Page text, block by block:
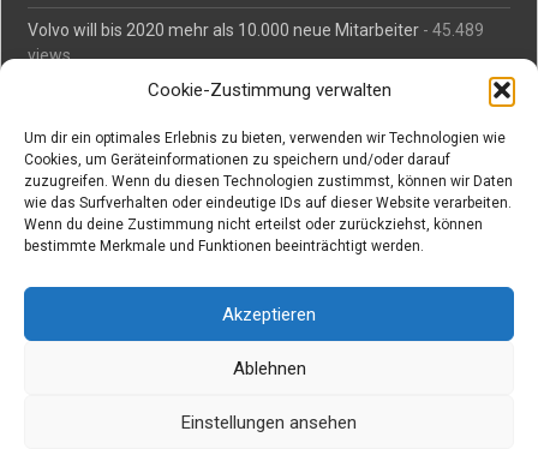
Cookie-Zustimmung verwalten
Um dir ein optimales Erlebnis zu bieten, verwenden wir Technologien wie
Cookies, um Geräteinformationen zu speichern und/oder darauf
zuzugreifen. Wenn du diesen Technologien zustimmst, können wir Daten
wie das Surfverhalten oder eindeutige IDs auf dieser Website verarbeiten.
Wenn du deine Zustimmung nicht erteilst oder zurückziehst, können
bestimmte Merkmale und Funktionen beeinträchtigt werden.
Akzeptieren
Ablehnen
Einstellungen ansehen
Volvo will bis 2020 mehr als 10.000 neue Mitarbeiter - 45.489
views
Mäßiges Interesse an Daimlers MBtech- 44.715 views
O-Ton: Wer muss Schaden für abgedriftete Silvesterraketen
zahlen? - 42.372 views
Kollegengespräch: Urteile zum Grillen- 42.063 views
Suchen bei Vorabs